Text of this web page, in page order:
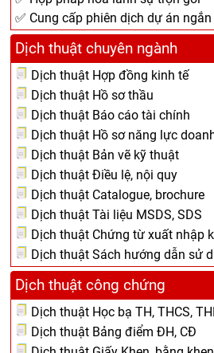
✅ Cung cấp phiên dịch dự án
Dịch thuật chuyên ngành
Dịch thuật Hợp đồng kinh tế
Dịch thuật Hồ sơ thầu
Dịch thuật Báo cáo tài chính
Dịch thuật Hồ sơ năng lực
Dịch thuật Bản vẽ kỹ thuật
Dịch thuật Điều lệ, nội quy
Dịch thuật Catalogue, brochure
Dịch thuật Tài liệu MSDS, SDS
Dịch thuật Chứng từ xuất nhập
Dịch thuật Sách hướng dẫn sử
Dịch thuật công chứng
Dịch thuật Học bạ TH, THCS,
Dịch thuật Bảng điểm ĐH, CĐ